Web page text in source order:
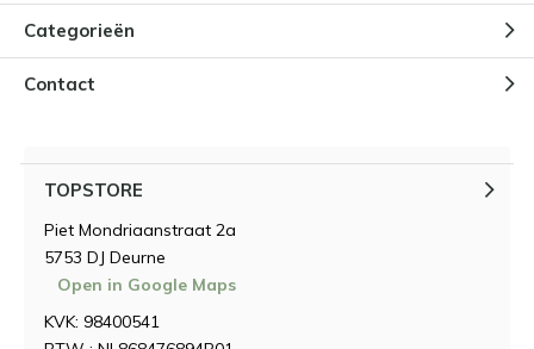
Categorieën
Contact
TOPSTORE
Piet Mondriaanstraat 2a
5753 DJ Deurne
Open in Google Maps
KVK: 98400541